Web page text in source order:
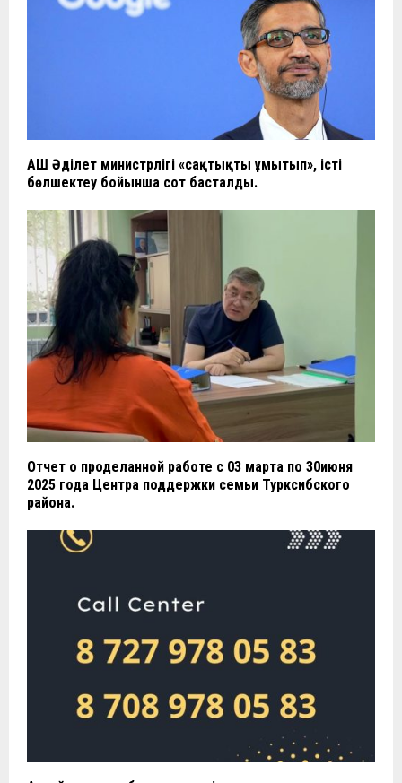
АҚШ Әділет министрлігі «сақтықты ұмытып», істі
бөлшектеу бойынша сот басталды.
Отчет о проделанной работе с 03 марта по 30июня
2025 года Центра поддержки семьи Турксибского
района.